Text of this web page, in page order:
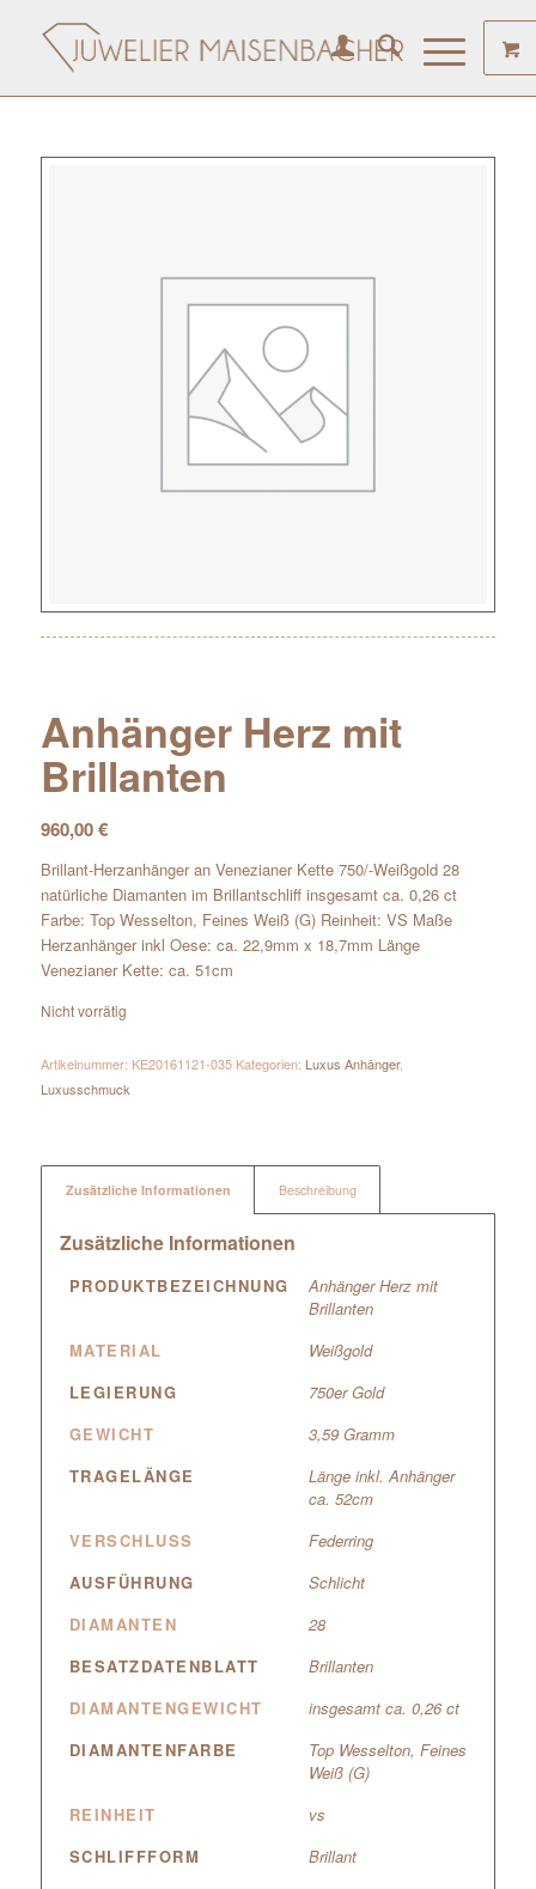
Anhänger Herz mit
Brillanten
960,00€
Brillant-Herzanhänger an Venezianer Kette 750/-Weißgold 28
natürliche Diamanten im Brillantschliff insgesamt ca. 0,26 ct
Farbe: Top Wesselton, Feines Weiß (G) Reinheit: VS Maße
Herzanhänger inkl Oese: ca. 22,9mm x 18,7mm Länge
Venezianer Kette: ca. 51cm
Nicht vorrätig
Artikelnummer: KE20161121-035 Kategorien: Luxus Anhänger,
Luxusschmuck
Zusätzliche Informationen Beschreibung
Zusätzliche Informationen
PRODUKTBEZEICHNUNG
Anhänger Herz mit
Brillanten
MATERIAL
Weißgold
LEGIERUNG
750er Gold
GEWICHT
3,59 Gramm
TRAGELÄNGE
Länge inkl. Anhänger
ca. 52cm
VERSCHLUSS
Federring
AUSFÜHRUNG
Schlicht
DIAMANTEN
28
BESATZDATENBLATT
Brillanten
DIAMANTENGEWICHT
insgesamt ca. 0,26 ct
DIAMANTENFARBE
Top Wesselton, Feines
Weiß (G)
REINHEIT
vs
SCHLIFFFORM
Brillant